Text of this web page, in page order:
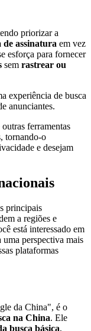
priorizar a
de assinatura em vez
esforça para fornecer
sem rastrear ou
experiência de busca
anunciantes.
outras ferramentas
tornando-o
e desejam
principais
a regiões e
está interessado em
uma perspectiva mais
plataformas
da China", é o
na China. Ele
busca básica,